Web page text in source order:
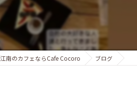
江南のカフェならCafe Cocoro ブログ